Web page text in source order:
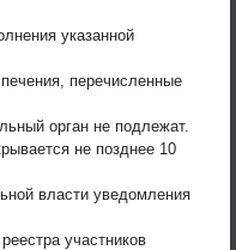
указанной
перечисленные
орган не подлежат.
не позднее 10
власти уведомления
участников